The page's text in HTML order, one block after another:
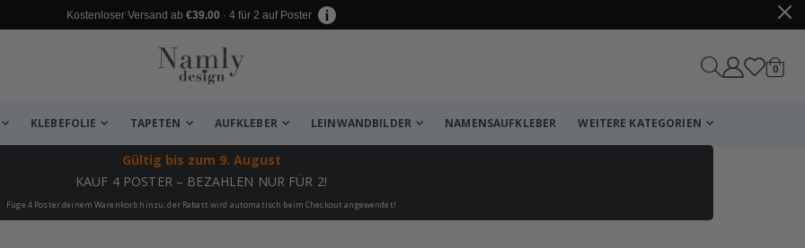
Kostenloser Versand ab €39.00 · 4 für 2 auf Poster
Wagen
0
KLEBEFOLIE TAPETEN AUFKLEBER LEINWANDBILDER NAMENSAUFKLEBER WEITERE KATEGORIEN
Gültig bis zum 9. August
KAUF 4 POSTER – BEZAHLEN NUR FÜR 2!
Füge 4 Poster deinem Warenkorb hinzu, der Rabatt wird automatisch beim Checkout angewendet!